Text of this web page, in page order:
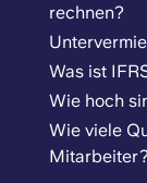
rechnen?
Was ist
Wie hoch
Wie viele